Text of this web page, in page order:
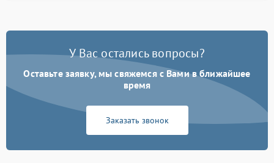
У Вас остались вопросы?
Оставьте заявку, мы свяжемся с Вами в ближайшее
время
Заказать звонок